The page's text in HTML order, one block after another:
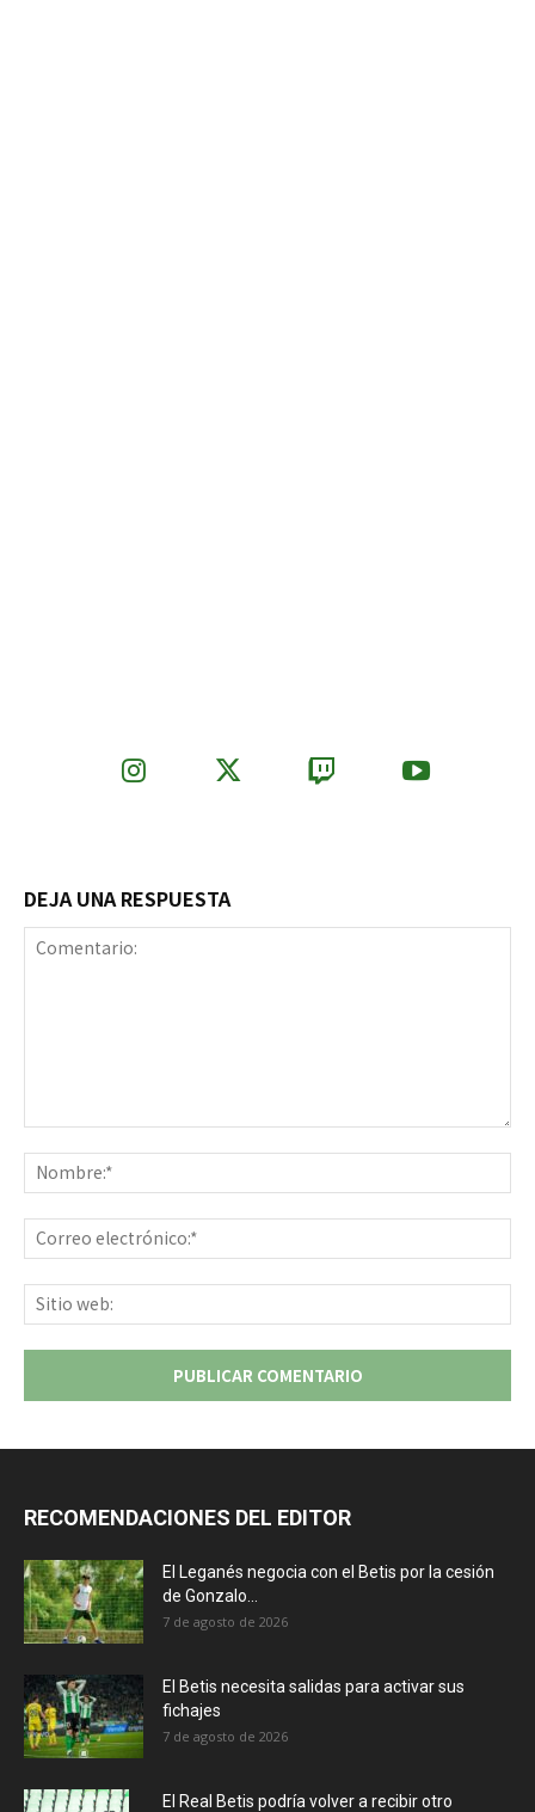
DEJA UNA RESPUESTA
RECOMENDACIONES DEL EDITOR
El Leganés negocia con el Betis por la cesión
de Gonzalo...
7 de agosto de 2026
El Betis necesita salidas para activar sus
fichajes
7 de agosto de 2026
El Real Betis podría volver a recibir otro